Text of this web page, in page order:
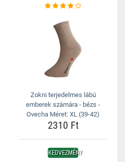
Zokni terjedelmes lábú
emberek számára - bézs -
Ovecha Méret: XL (39-42)
2310 Ft
KEDVEZMÉNY